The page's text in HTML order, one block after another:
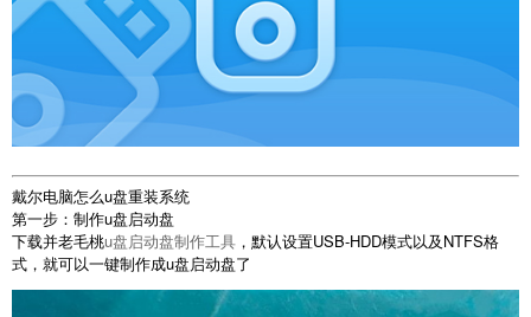
戴尔电脑怎么u盘重装系统
第一步：制作u盘启动盘
下载并老毛桃u盘启动盘制作工具 ，默认设置USB-HDD模式以及NTFS格
式，就可以一键制作成u盘启动盘了